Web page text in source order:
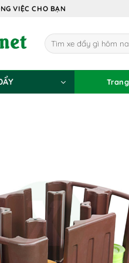
VIỆC CHO BẠN
Tìm
kiếm: